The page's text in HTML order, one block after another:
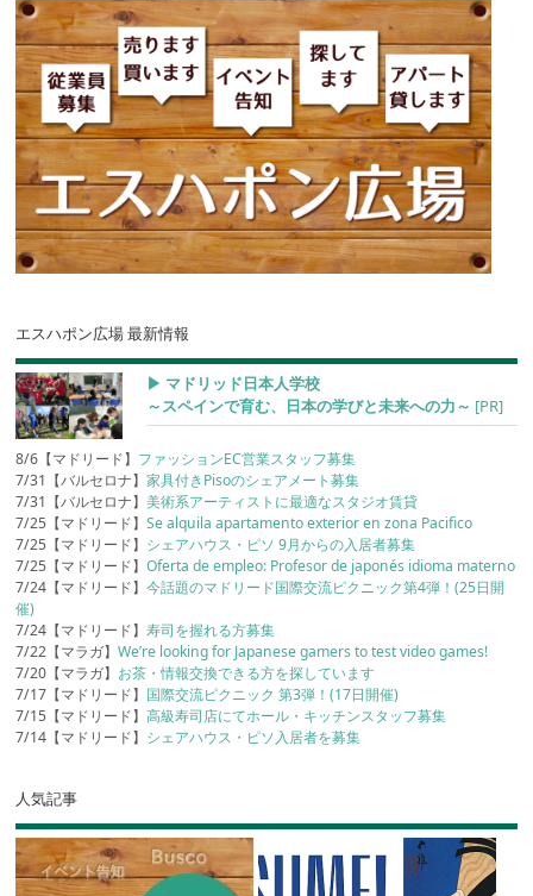
エスハポン広場 最新情報
▶︎ マドリッド日本人学校
～スペインで育む、日本の学びと未来への力～ [PR]
8/6【マドリード】 ファッションEC営業スタッフ募集
7/31【バルセロナ】家具付きPisoのシェアメート募集
7/31【バルセロナ】美術系アーティストに最適なスタジオ賃貸
7/25【マドリード】Se alquila apartamento exterior en zona Pacifico
7/25【マドリード】 シェアハウス・ピソ 9月からの入居者募集
7/25【マドリード】Oferta de empleo: Profesor de japonés idioma materno
7/24【マドリード】今話題のマドリード国際交流ピクニック第4弾！(25日開
催)
7/24【マドリード】寿司を握れる方募集
7/22【マラガ】We’re looking for Japanese gamers to test video games!
7/20【マラガ】 お茶・情報交換できる方を探しています
7/17【マドリード】 国際交流ピクニック 第3弾！(17日開催)
7/15【マドリード】高級寿司店にてホール・キッチンスタッフ募集
7/14【マドリード】 シェアハウス・ピソ入居者を募集
人気記事